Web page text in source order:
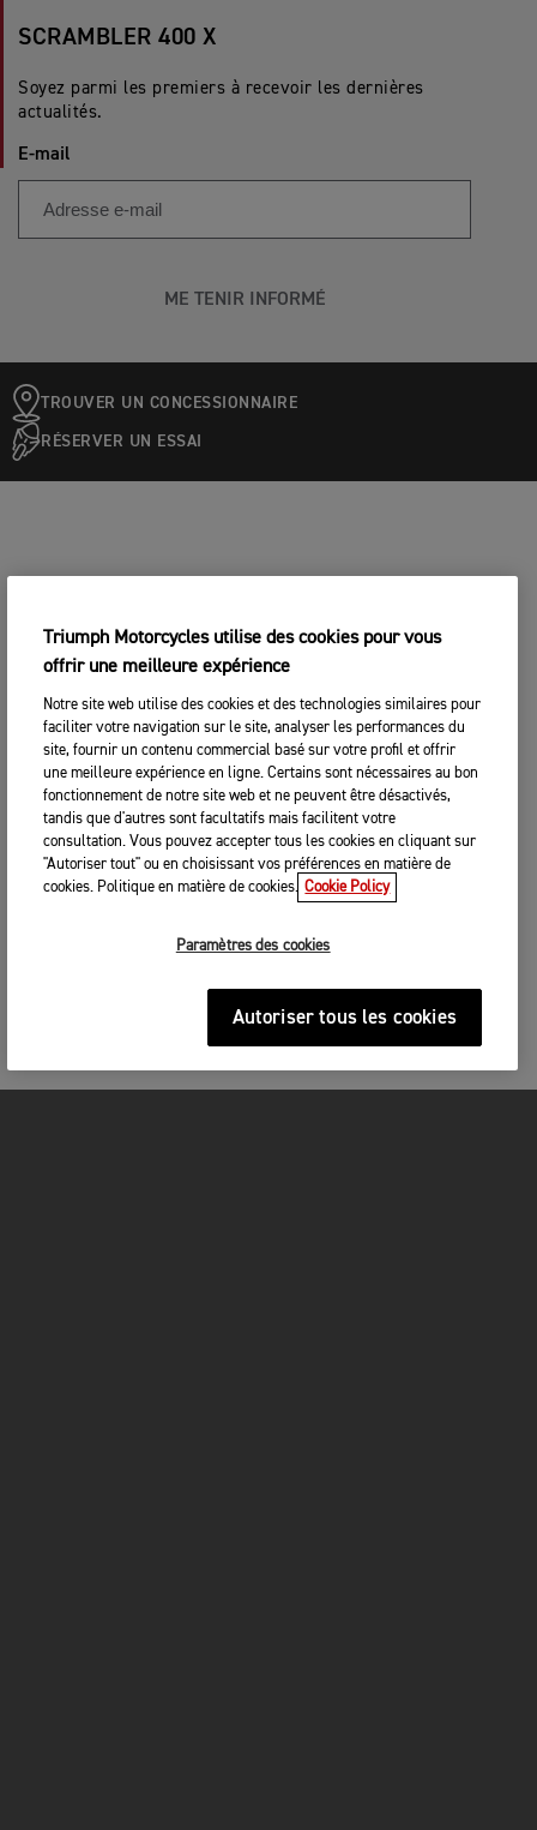
SCRAMBLER 400 X
Soyez parmi les premiers à recevoir les dernières
actualités.
E-mail
ME TENIR INFORMÉ
TROUVER UN CONCESSIONNAIRE
RÉSERVER UN ESSAI
Triumph Motorcycles utilise des cookies pour vous
offrir une meilleure expérience
Notre site web utilise des cookies et des technologies similaires pour
faciliter votre navigation sur le site, analyser les performances du
site, fournir un contenu commercial basé sur votre profil et offrir
une meilleure expérience en ligne. Certains sont nécessaires au bon
fonctionnement de notre site web et ne peuvent être désactivés,
tandis que d'autres sont facultatifs mais facilitent votre
consultation. Vous pouvez accepter tous les cookies en cliquant sur
"Autoriser tout" ou en choisissant vos préférences en matière de
cookies. Politique en matière de cookies. Cookie Policy
Paramètres des cookies
Autoriser tous les cookies